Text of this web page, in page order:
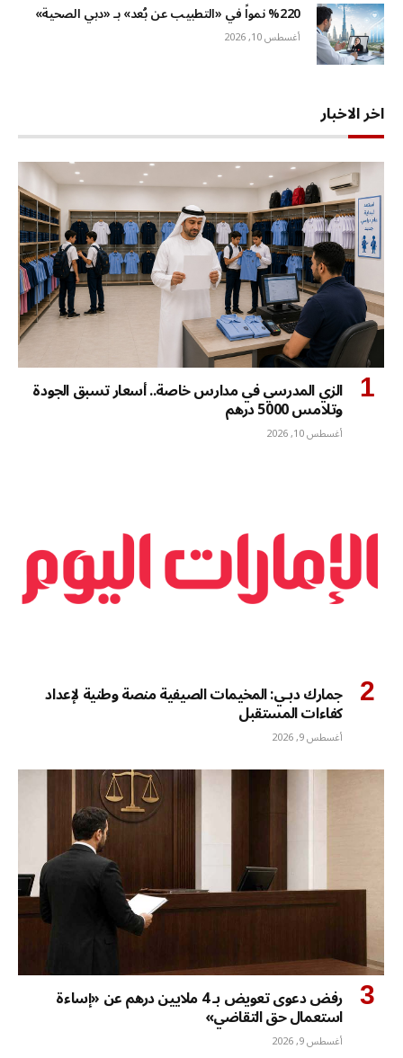
%220 نمواً في «التطبيب عن بُعد» بـ «دبي الصحية»
أغسطس 10, 2026
اخر الاخبار
الزي المدرسي في مدارس خاصة.. أسعار تسبق الجودة
وتلامس 5000 درهم
أغسطس 10, 2026
جمارك دبـي: المخيمات الصيفية منصة وطنية لإعداد
كفاءات المستقبل
أغسطس 9, 2026
رفض دعوى تعويض بـ 4 ملايين درهم عن «إساءة
استعمال حق التقاضي»
أغسطس 9, 2026